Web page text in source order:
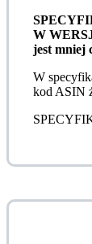
W
jest mniej
W
kod ASIN